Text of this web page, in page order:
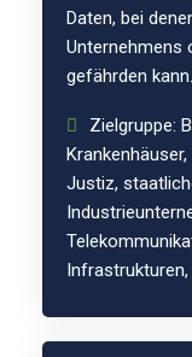
Daten, bei
Unternehmens
gefährden kann.
Zielgruppe:
Justiz,
2